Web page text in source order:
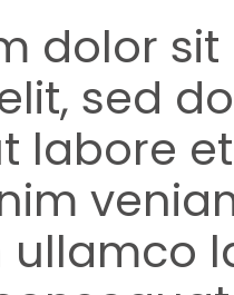
dolor
sed
labore